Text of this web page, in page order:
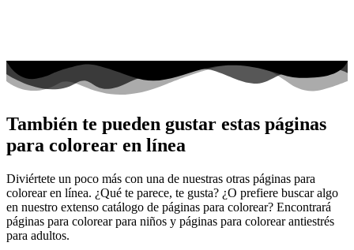
También te pueden gustar estas páginas
para colorear en línea
Diviértete un poco más con una de nuestras otras páginas para
colorear en línea. ¿Qué te parece, te gusta? ¿O prefiere buscar algo
en nuestro extenso catálogo de páginas para colorear? Encontrará
páginas para colorear para niños y páginas para colorear antiestrés
para adultos.